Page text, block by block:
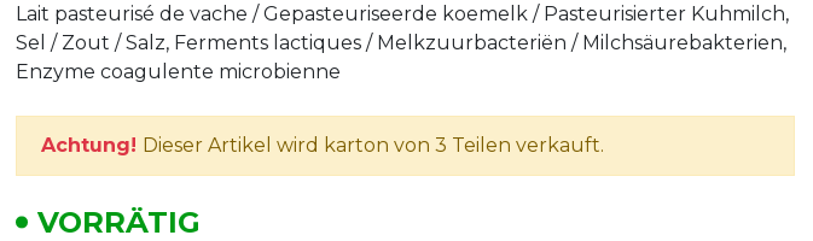
Lait pasteurisé de vache / Gepasteuriseerde koemelk / Pasteurisierter Kuhmilch,
Sel / Zout / Salz, Ferments lactiques / Melkzuurbacteriën / Milchsäurebakterien,
Enzyme coagulente microbienne
Achtung! Dieser Artikel wird karton von 3 Teilen verkauft.
VORRÄTIG